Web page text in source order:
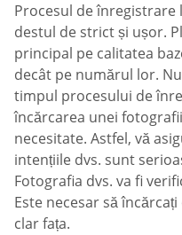
Procesul de înregistrare
destul de strict și ușor.
principal pe calitatea
decât pe numărul lor.
timpul procesului de
încărcarea unei
necesitate. Astfel, vă
intențiile dvs. sunt
Fotografia dvs. va fi
Este necesar să
clar fața.